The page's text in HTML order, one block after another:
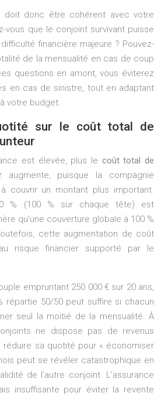
donc être cohérent avec votre
vous que le conjoint survivant puisse
financière majeure ? Pouvez-
de la mensualité en cas de coup
questions en amont, vous éviterez
en cas de sinistre, tout en adaptant
votre budget.
sur le coût total de
est élevée, plus le coût total de
augmente, puisque la compagnie
à couvrir un montant plus important.
% (100 % sur chaque tête) est
qu’une couverture globale à 100 %
cette augmentation de coût
risque financier supporté par le
empruntant 250 000 € sur 20 ans,
répartie 50/50 peut suffire si chacun
seul la moitié de la mensualité. À
ne dispose pas de revenus
sa quotité pour « économiser
peut se révéler catastrophique en
de l’autre conjoint. L’assurance
insuffisante pour éviter la revente